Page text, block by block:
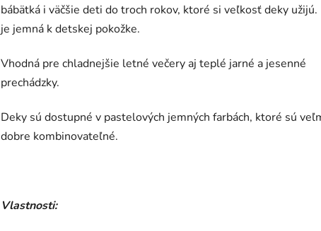
bábätká i väčšie deti do troch rokov, ktoré si veľkosť deky užijú.
je jemná k detskej pokožke.
Vhodná pre chladnejšie letné večery aj teplé jarné a jesenné
prechádzky.
Deky sú dostupné v pastelových jemných farbách, ktoré sú
dobre kombinovateľné.
Vlastnosti: